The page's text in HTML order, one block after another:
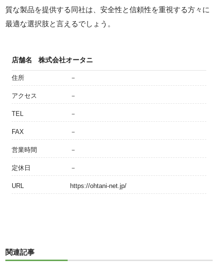
質な製品を提供する同社は、安全性と信頼性を重視する方々に
最適な選択肢と言えるでしょう。
店舗名 株式会社オータニ
住所 －
アクセス －
TEL －
FAX －
営業時間 －
定休日 －
URL https://ohtani-net.jp/
関連記事